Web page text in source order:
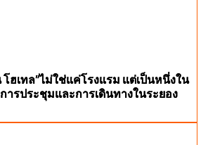
ฮเทล”ไม่ใช่แค่โรงแรม แต่เป็นหนึ่งใน
ารประชุมและการเดินทางในระยอง